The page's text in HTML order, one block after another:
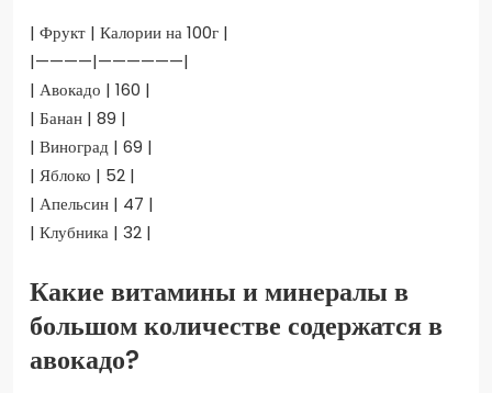
| Фрукт | Калории на 100г |
|————|——————|
| Авокадо | 160 |
| Банан | 89 |
| Виноград | 69 |
| Яблоко | 52 |
| Апельсин | 47 |
| Клубника | 32 |
Какие витамины и минералы в
большом количестве содержатся в
авокадо?